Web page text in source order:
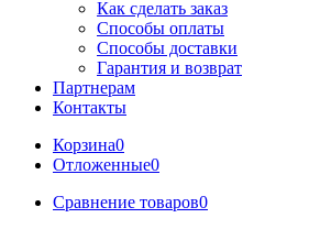
Как сделать заказ
Способы оплаты
Способы доставки
Гарантия и возврат
Партнерам
Контакты
Корзина0
Отложенные0
Сравнение товаров0